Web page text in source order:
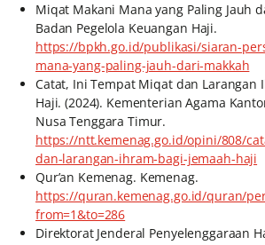
Miqat Makani Mana yang Paling Jauh
Badan Pegelola Keuangan Haji.
https://bpkh.go.id/publikasi/siaran-
mana-yang-paling-jauh-dari-makkah
Catat, Ini Tempat Miqat dan Larangan
Haji. (2024). Kementerian Agama
Nusa Tenggara Timur.
https://ntt.kemenag.go.id/opini/808/
dan-larangan-ihram-bagi-jemaah-haji
Qur’an Kemenag. Kemenag.
https://quran.kemenag.go.id/quran/
from=1&to=286
Direktorat Jenderal Penyelenggaraan